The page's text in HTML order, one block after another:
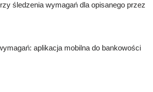
śledzenia wymagań dla opisanego przez
aplikacja mobilna do bankowości